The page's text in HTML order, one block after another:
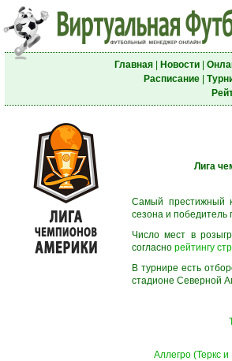
Главная| Новости|
Расписание|
Лига
Самый престижный
сезона и
Число мест в
согласно рейтингу
В турнире есть
стадионе Северной
Аллегро (Теркс и